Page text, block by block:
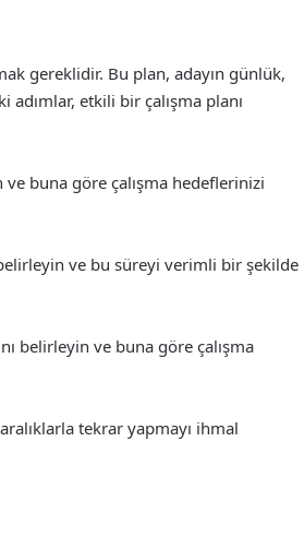
gereklidir. Bu plan, adayın günlük,
adımlar, etkili bir çalışma planı
buna göre çalışma hedeflerinizi
ve bu süreyi verimli bir şekilde
belirleyin ve buna göre çalışma
tekrar yapmayı ihmal